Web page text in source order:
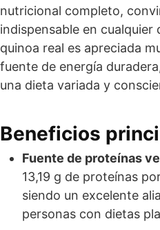
nutricional completo,
indispensable en cualquier
quinoa real es apreciada
fuente de energía
una dieta variada y
Beneficios
Fuente de proteínas
13,19 g de proteínas
siendo un excelente
personas con dietas